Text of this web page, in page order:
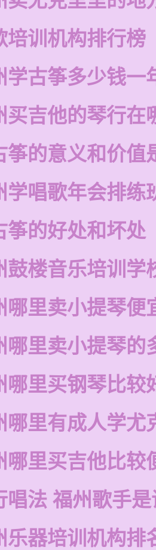
培训机构排行榜
学古筝多少钱一
买吉他的琴行在
筝的意义和价值
学唱歌年会排练
筝的好处和坏处
鼓楼音乐培训学
哪里卖小提琴便
哪里卖小提琴的
哪里买钢琴比较
哪里有成人学尤
哪里买吉他比较
唱法 福州歌手
乐器培训机构排